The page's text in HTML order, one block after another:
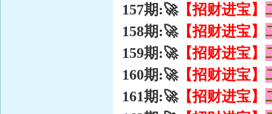
157期:🚀【招财进宝】
158期:🚀【招财进宝】
159期:🚀【招财进宝】
160期:🚀【招财进宝】
161期:🚀【招财进宝】